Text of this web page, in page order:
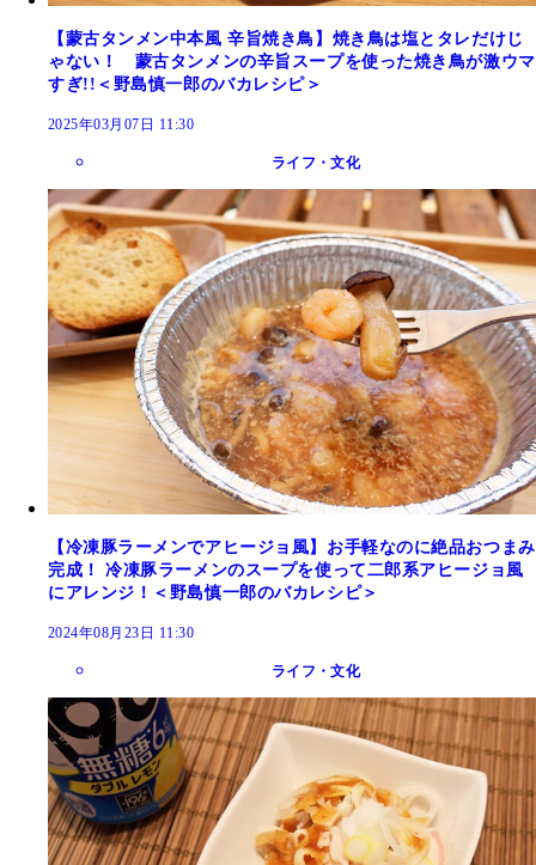
【蒙古タンメン中本風 辛旨焼き鳥】焼き鳥は塩とタレだけじ
ゃない！ 蒙古タンメンの辛旨スープを使った焼き鳥が激ウマ
すぎ!!＜野島慎一郎のバカレシピ＞
2025年03月07日 11:30
ライフ・文化
【冷凍豚ラーメンでアヒージョ風】お手軽なのに絶品おつまみ
完成！ 冷凍豚ラーメンのスープを使って二郎系アヒージョ風
にアレンジ！＜野島慎一郎のバカレシピ＞
2024年08月23日 11:30
ライフ・文化